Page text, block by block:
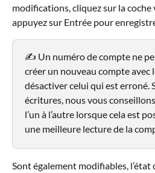
modifications, cliquez sur la
appuyez sur Entrée pour
✍️ Un numéro de compte ne
créer un nouveau compte avec
désactiver celui qui est erroné.
écritures, nous vous
l’un à l’autre lorsque cela est
une meilleure lecture de la
Sont également modifiables,